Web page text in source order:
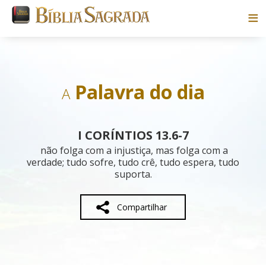
Blog
Parceiros
Sobre
APalavra do dia
I CORÍNTIOS 13.6-7
não folga com a injustiça, mas folga com a
verdade; tudo sofre, tudo crê, tudo espera, tudo
suporta.
Compartilhar